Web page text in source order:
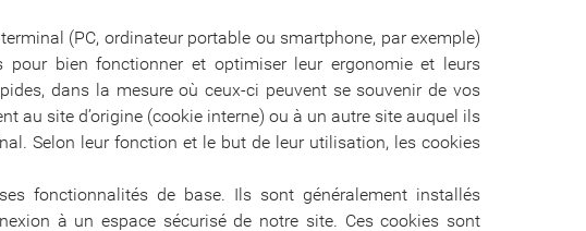
(PC, ordinateur portable ou smartphone, par exemple)
bien fonctionner et optimiser leur ergonomie et leurs
dans la mesure où ceux-ci peuvent se souvenir de vos
au site d’origine (cookie interne) ou à un autre site auquel ils
Selon leur fonction et le but de leur utilisation, les cookies
fonctionnalités de base. Ils sont généralement installés
à un espace sécurisé de notre site. Ces cookies sont